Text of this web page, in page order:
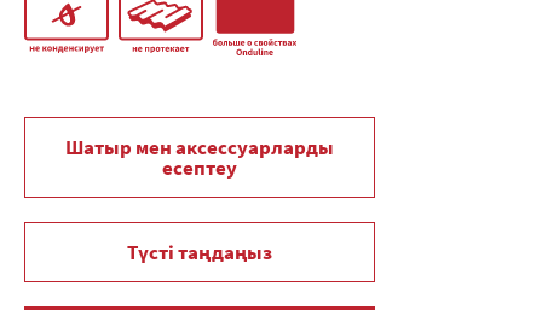
Шатыр мен аксессуарларды
есептеу
Түсті таңдаңыз